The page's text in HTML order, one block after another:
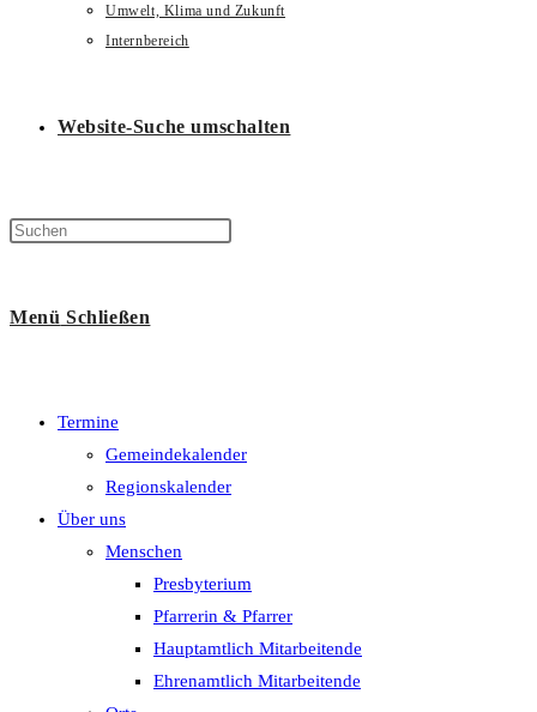
Umwelt, Klima und Zukunft
Internbereich
Website-Suche umschalten
Menü Schließen
Termine
Gemeindekalender
Regionskalender
Über uns
Menschen
Presbyterium
Pfarrerin & Pfarrer
Hauptamtlich Mitarbeitende
Ehrenamtlich Mitarbeitende